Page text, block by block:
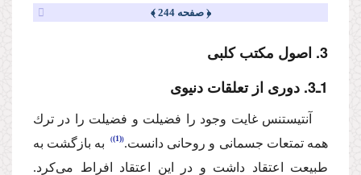
﴿ صفحه 244 ﴾
3. اصول مكتب كلبی
1ـ3. دوری از تعلقات دنیوی
‌آنتیستنس‌ غایت وجود را فضیلت و فضیلت را در ترك
همه تمتعات جسمانی و روحانی دانست. (1)
‌ به بازگشت به
طبیعت اعتقاد داشت و در این اعتقاد افراط می‌كرد.